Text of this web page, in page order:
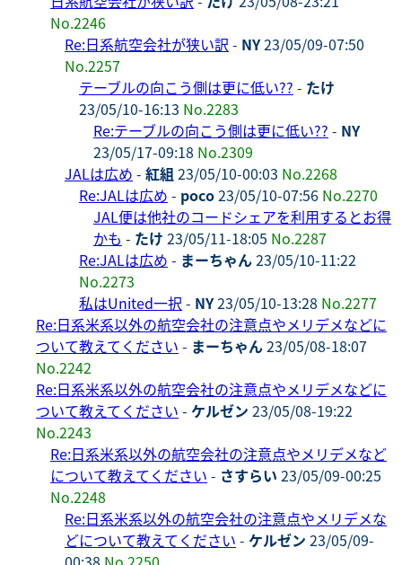
No.2246
Re:日系航空会社が狭い訳 - NY23/05/09-07:50
No.2257
テーブルの向こう側は更に低い?? - たけ
23/05/10-16:13 No.2283
Re:テーブルの向こう側は更に低い?? - NY
23/05/17-09:18 No.2309
JALは広め - 紅組 23/05/10-00:03 No.2268
Re:JALは広め - poco23/05/10-07:56 No.2270
JAL便は他社のコードシェアを利用するとお得
かも - たけ 23/05/11-18:05 No.2287
Re:JALは広め - まーちゃん23/05/10-11:22
No.2273
私はUnited一択 - NY23/05/10-13:28 No.2277
Re:日系米系以外の航空会社の注意点やメリデメなどに
ついて教えてください - まーちゃん23/05/08-18:07
No.2242
Re:日系米系以外の航空会社の注意点やメリデメなどに
ついて教えてください - ケルゼン 23/05/08-19:22
No.2243
Re:日系米系以外の航空会社の注意点やメリデメなど
について教えてください - さすらい 23/05/09-00:25
No.2248
Re:日系米系以外の航空会社の注意点やメリデメな
どについて教えてください - ケルゼン 23/05/09-